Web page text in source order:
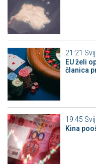
21:21
EU želi
članica
19:45
Kina